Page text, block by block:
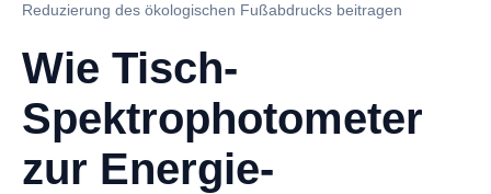
Reduzierung des ökologischen Fußabdrucks beitragen
Wie Tisch-
Spektrophotometer
zur Energie-